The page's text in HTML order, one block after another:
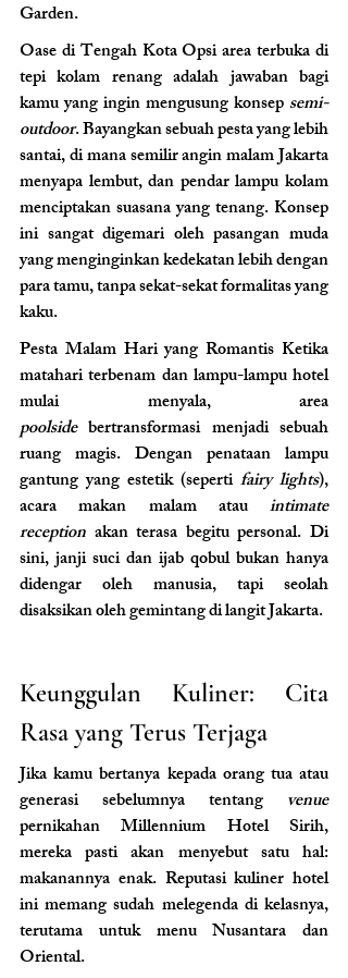
Garden.
Oase di Tengah Kota Opsi area terbuka di
tepi kolam renang adalah jawaban bagi
kamu yang ingin mengusung konsep semi-
outdoor. Bayangkan sebuah pesta yang lebih
santai, di mana semilir angin malam Jakarta
menyapa lembut, dan pendar lampu kolam
menciptakan suasana yang tenang. Konsep
ini sangat digemari oleh pasangan muda
yang menginginkan kedekatan lebih dengan
para tamu, tanpa sekat-sekat formalitas yang
kaku.
Pesta Malam Hari yang Romantis Ketika
matahari terbenam dan lampu-lampu hotel
poolside bertransformasi menjadi sebuah
ruang magis. Dengan penataan lampu
gantung yang estetik (seperti fairy lights),
acara makan malam atau intimate
reception akan terasa begitu personal. Di
sini, janji suci dan ijab qobul bukan hanya
didengar oleh manusia, tapi seolah
disaksikan oleh gemintang di langit Jakarta.
Keunggulan Kuliner: Cita
Rasa yang Terus Terjaga
Jika kamu bertanya kepada orang tua atau
generasi sebelumnya tentang
venue
pernikahan Millennium Hotel Sirih,
mereka pasti akan menyebut satu hal:
makanannya enak. Reputasi kuliner hotel
ini memang sudah melegenda di kelasnya,
terutama untuk menu Nusantara dan
Oriental.